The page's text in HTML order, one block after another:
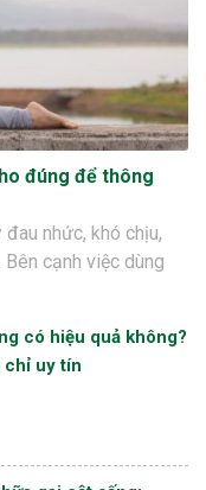
đúng để thông
nhức, khó chịu,
cạnh việc dùng
có hiệu quả không?
chỉ uy tín